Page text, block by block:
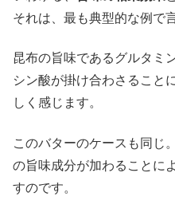
それは、最も典型的な例で
昆布の旨味であるグルタミ
シン酸が掛け合わさること
しく感じます。
このバターのケースも同じ
の旨味成分が加わることに
すのです。